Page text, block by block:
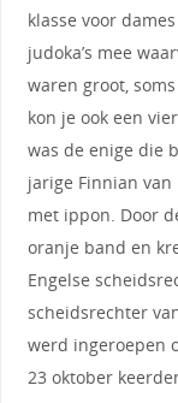
klasse voor
judoka’s mee
waren groot,
kon je ook een
was de enige die
jarige Finnian van
met ippon. Door
oranje band en
Engelse
scheidsrechter
werd ingeroepen
23 oktober